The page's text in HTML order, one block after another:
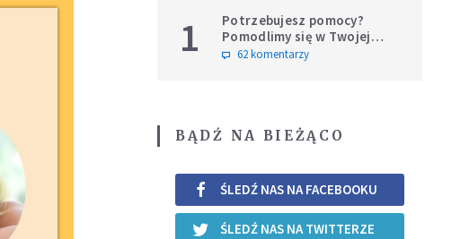
1
Potrzebujesz pomocy?
Pomodlimy się w Twojej
intencji
62 komentarzy
BĄDŹ NA BIEŻĄCO
ŚLEDŹ NAS NA FACEBOOKU
ŚLEDŹ NAS NA TWITTERZE